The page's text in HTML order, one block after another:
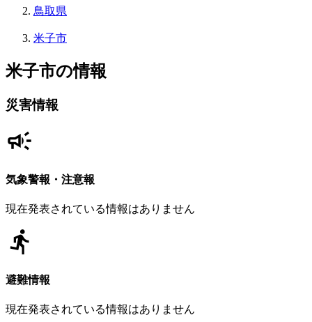
鳥取県
米子市
米子市の情報
災害情報
気象警報・注意報
現在発表されている情報はありません
避難情報
現在発表されている情報はありません